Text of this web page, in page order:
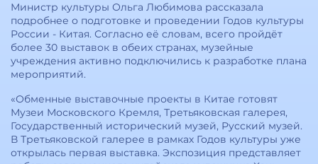
Министр культуры Ольга Любимова рассказала
подробнее о подготовке и проведении Годов культуры
России - Китая. Согласно её словам, всего пройдёт
более 30 выставок в обеих странах, музейные
учреждения активно подключились к разработке плана
мероприятий.
«Обменные выставочные проекты в Китае готовят
Музеи Московского Кремля, Третьяковская галерея,
Государственный исторический музей, Русский музей.
В Третьяковской галерее в рамках Годов культуры уже
открылась первая выставка. Экспозиция представляет